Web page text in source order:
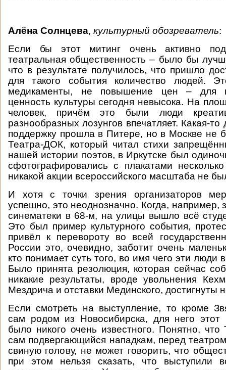
Алёна Солнцева, культурный обозреватель:
Если бы этот митинг очень активно
театральная общественность – было бы
что в результате получилось, что пришло
для такого события количество людей.
медикаменты, не повышение цен – для
ценность культуры сегодня невысока. На
человек, причём это были люди
разнообразных лозунгов впечатляет. Какая-
поддержку прошла в Питере, но в Москве не
Театра-ДОК, который читал стихи
нашей истории поэтов, в Иркутске был
сфотографировались с плакатами
никакой акции всероссийского масштаба не
И хотя с точки зрения организаторов
успешно, это неоднозначно. Когда, например,
синематеки в 68-м, на улицы вышло всё
Это был пример культурного события,
привёл к перевороту во всей
России это, очевидно, заботит очень
кто понимает суть того, во имя чего эти
Было принята резолюция, которая сейчас
никакие результаты, вроде увольнения
Мездрича и отставки Мединского, достигнуты
Если смотреть на выступление, то кроме
сам родом из Новосибирска, для него этот
было никого очень известного. Понятно, что
сам подвергающийся нападкам, перед
свиную голову, не может говорить, что
при этом нельзя сказать, что выступили